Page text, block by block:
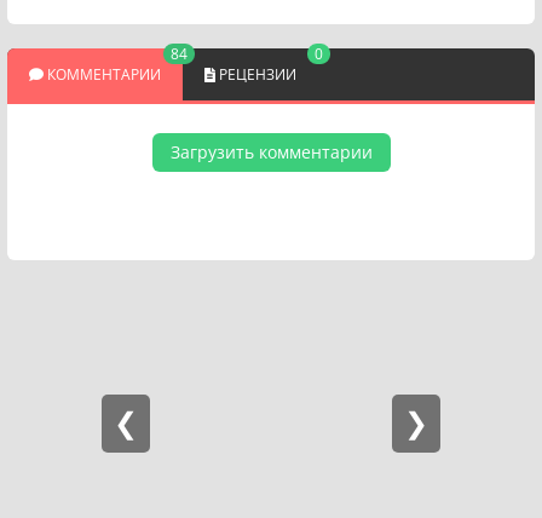
КОММЕНТАРИИ
84
РЕЦЕНЗИИ
0
Загрузить комментарии